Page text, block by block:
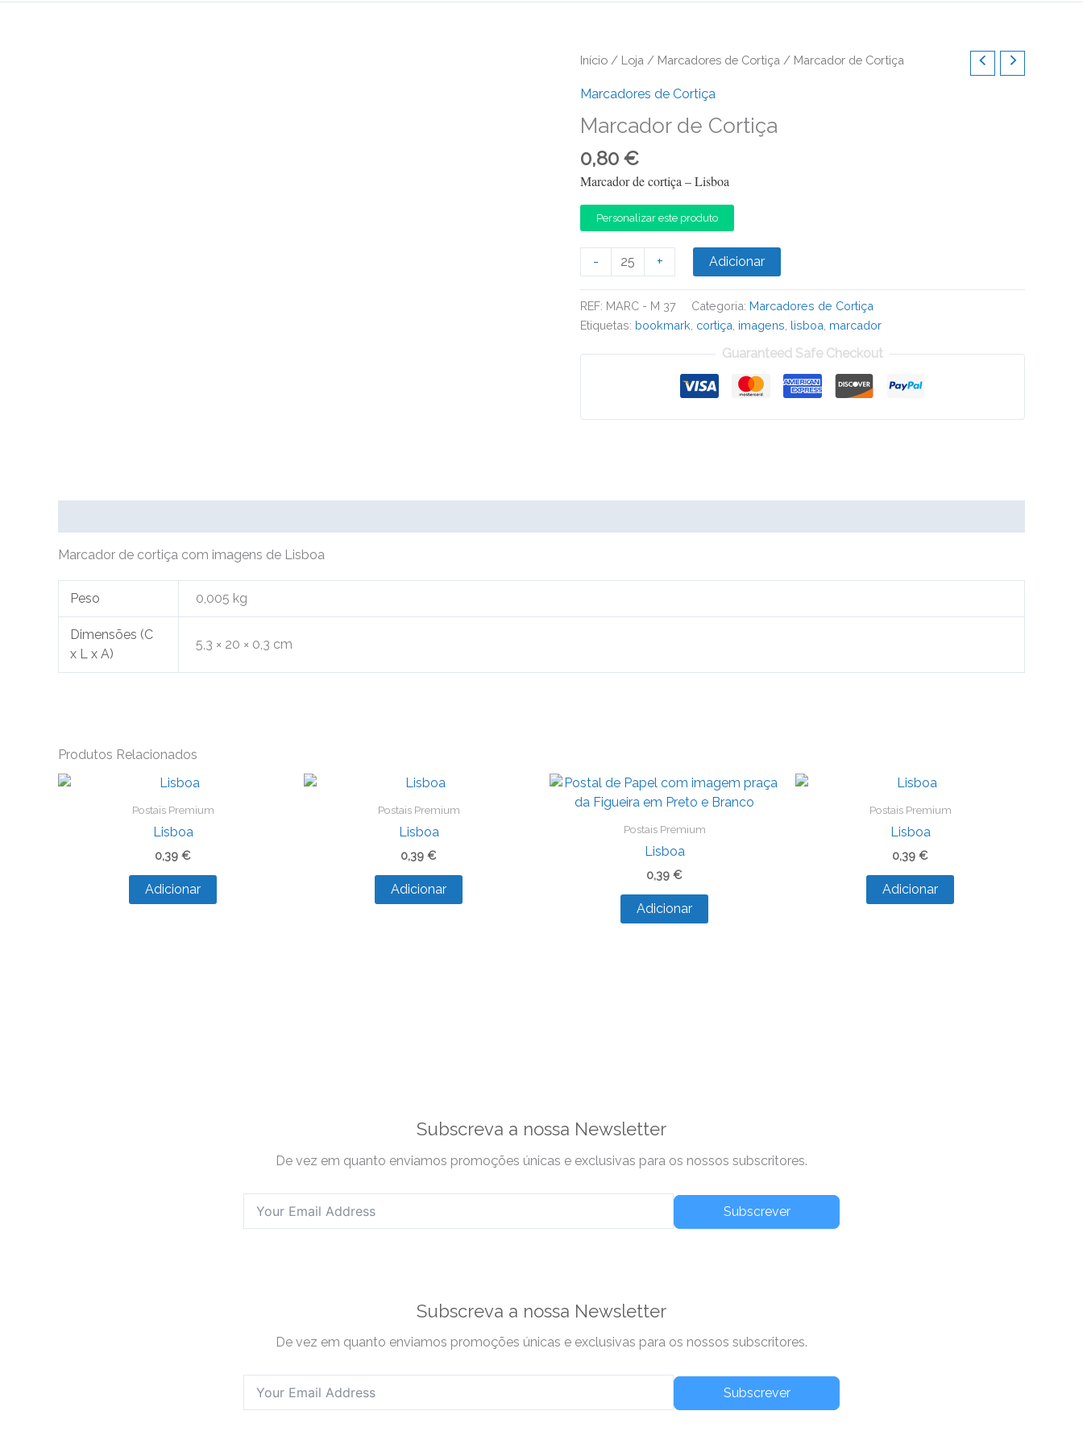
Início / Loja / Marcadores de Cortiça / Marcador de Cortiça
Marcadores de Cortiça
Marcador de Cortiça
0,80 €
Marcador de cortiça – Lisboa
Personalizar este produto
-
Quantidade
de
Marcador
de
Cortiça
+ Adicionar
REF: MARC - M 37 Categoria: Marcadores de Cortiça
Etiquetas: bookmark cortiça imagens lisboa marcador
Guaranteed Safe Checkout
Marcador de cortiça com imagens de Lisboa
Peso 0,005 kg
Dimensões (C
x L x A)
5,3 × 20 × 0,3 cm
Produtos Relacionados
Postais Premium
Lisboa
0,39 €
Adicionar
Postais Premium
Lisboa
0,39 €
Adicionar
Postais Premium
Lisboa
0,39 €
Adicionar
Postais Premium
Lisboa
0,39 €
Adicionar
Subscreva a nossa Newsletter
De vez em quanto enviamos promoções únicas e exclusivas para os nossos subscritores.
Subscrever
Subscreva a nossa Newsletter
De vez em quanto enviamos promoções únicas e exclusivas para os nossos subscritores.
Subscrever